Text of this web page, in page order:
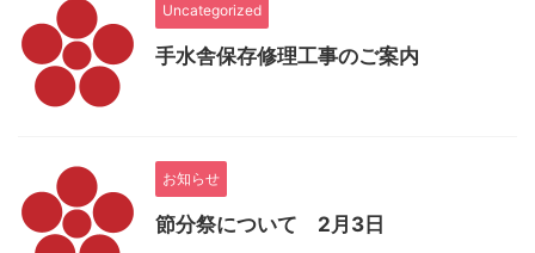
Uncategorized
手水舎保存修理工事のご案内
お知らせ
節分祭について 2月3日